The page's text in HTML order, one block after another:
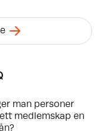
man personer
medlemskap en